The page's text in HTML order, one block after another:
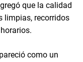
que la calidad
limpias, recorridos
como un